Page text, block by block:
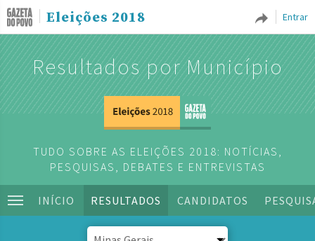
Entrar
Eleições 2018
Resultados por Município
TUDO SOBRE AS ELEIÇÕES 2018: NOTÍCIAS,
PESQUISAS, DEBATES E ENTREVISTAS
INÍCIO RESULTADOS CANDIDATOS